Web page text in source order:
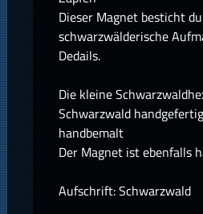
Dieser Magnet besticht
schwarzwälderische
Dedails.
Die kleine
Schwarzwald
handbemalt
Der Magnet ist ebenfalls
Aufschrift: Schwarzwald